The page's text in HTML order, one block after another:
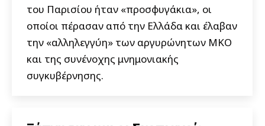
του Παρισίου ήταν «προσφυγάκια», οι
οποίοι πέρασαν από την Ελλάδα και έλαβαν
την «αλληλεγγύη» των αργυρώνητων ΜΚΟ
και της συνένοχης μνημονιακής
συγκυβέρνησης.